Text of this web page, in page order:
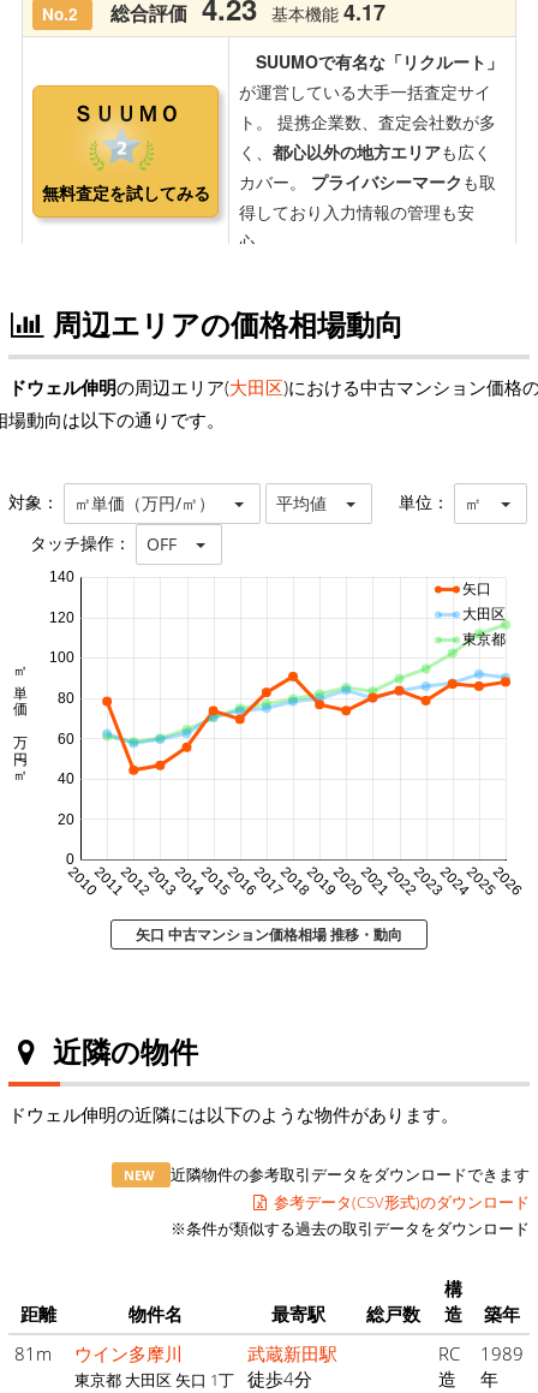
周辺エリアの価格相場動向
ドウェル伸明の周辺エリア(大田区)における中古マンション価格
場動向は以下の通りです。
対象： ㎡単価（万円/㎡） 平均値 単位： ㎡
タッチ操作： OFF
20102011201220132014201520162017201820192020202120222023202420252026
0
20
40
60
80
100
120
140
㎡単価 万円/㎡
矢口
大田区
東京都
矢口 中古マンション価格相場 推移・動向
近隣の物件
ドウェル伸明の近隣には以下のような物件があります。
NEW
近隣物件の参考取引データをダウンロードできます
参考データ(CSV形式)のダウンロード
※条件が類似する過去の取引データをダウンロード
距離 物件名 最寄駅 総戸数
構
造
築年
81m
ウイン多摩川
東京都 大田区 矢口 1丁
武蔵新田駅
徒歩4分
RC
造
1989
年